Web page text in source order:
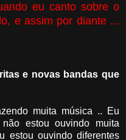
eu canto sobre o
e assim por diante ...
e novas bandas que
muita música .. Eu
estou ouvindo muita
estou ouvindo diferentes